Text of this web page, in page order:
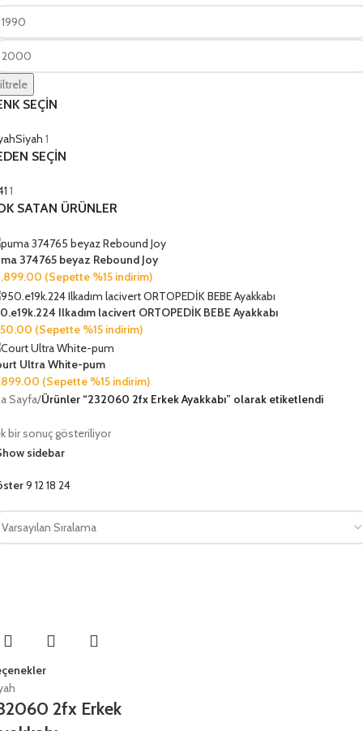
SEÇİN
Siyah 1
SEÇİN
1
SATAN ÜRÜNLER
374765 beyaz Rebound Joy
(Sepette %15 indirim)
Ilkadım lacivert ORTOPEDİK BEBE Ayakkabı
(Sepette %15 indirim)
Ultra White-pum
(Sepette %15 indirim)
Sayfa/Ürünler “232060 2fx Erkek Ayakkabı” olarak etiketlendi
bir sonuç gösteriliyor
sidebar
9 1218 24
2fx Erkek